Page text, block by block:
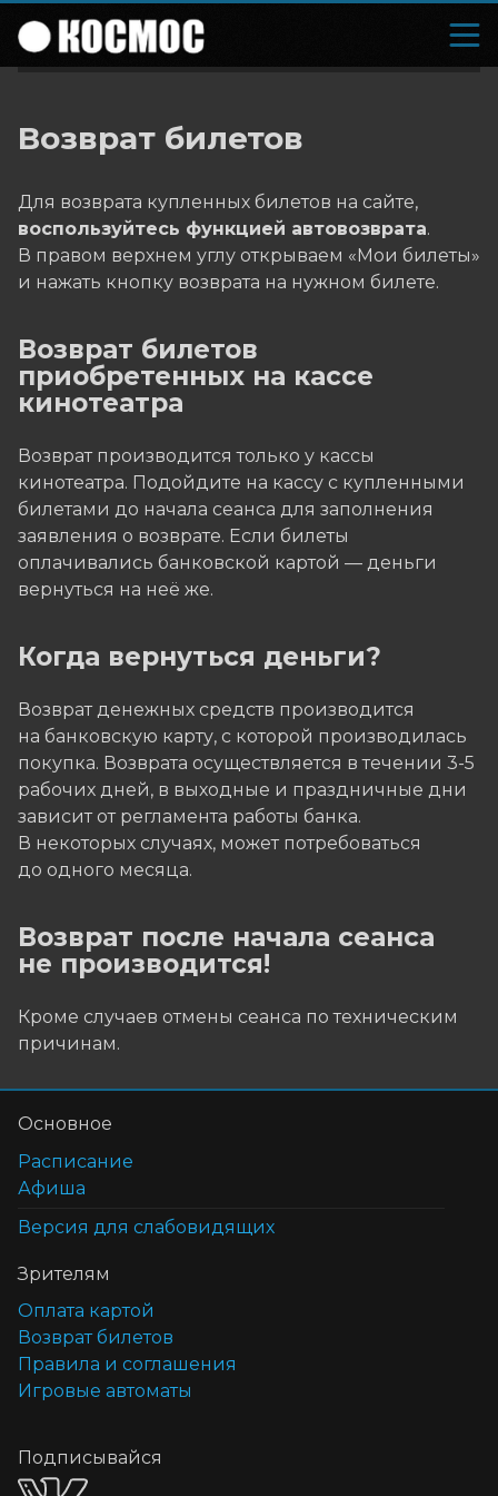
Возврат билетов
Для возврата купленных билетов на сайте,
воспользуйтесь функцией автовозврата.
В правом верхнем углу открываем «Мои билеты»
и нажать кнопку возврата на нужном билете.
Возврат билетов
приобретенных на кассе
кинотеатра
Возврат производится только у кассы
кинотеатра. Подойдите на кассу с купленными
билетами до начала сеанса для заполнения
заявления о возврате. Если билеты
оплачивались банковской картой — деньги
вернуться на неё же.
Когда вернуться деньги?
Возврат денежных средств производится
на банковскую карту, с которой производилась
покупка. Возврата осуществляется в течении 3-5
рабочих дней, в выходные и праздничные дни
зависит от регламента работы банка.
В некоторых случаях, может потребоваться
до одного месяца.
Возврат после начала сеанса
не производится!
Кроме случаев отмены сеанса по техническим
причинам.
Основное
Расписание
Афиша
Версия для слабовидящих
Зрителям
Оплата картой
Возврат билетов
Правила и соглашения
Игровые автоматы
Подписывайся